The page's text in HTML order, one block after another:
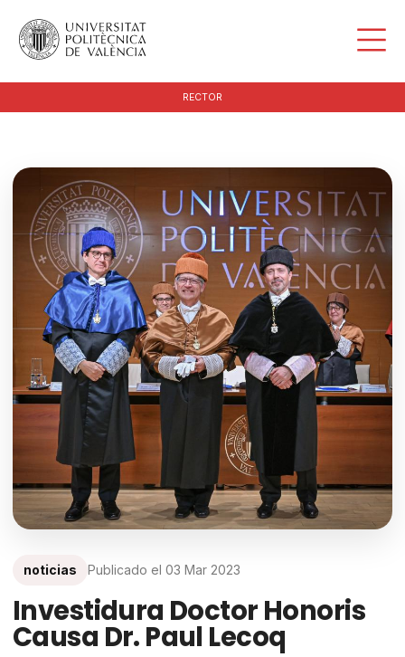
RECTOR
noticias Publicado el 03 Mar 2023
Investidura Doctor Honoris
Causa Dr. Paul Lecoq